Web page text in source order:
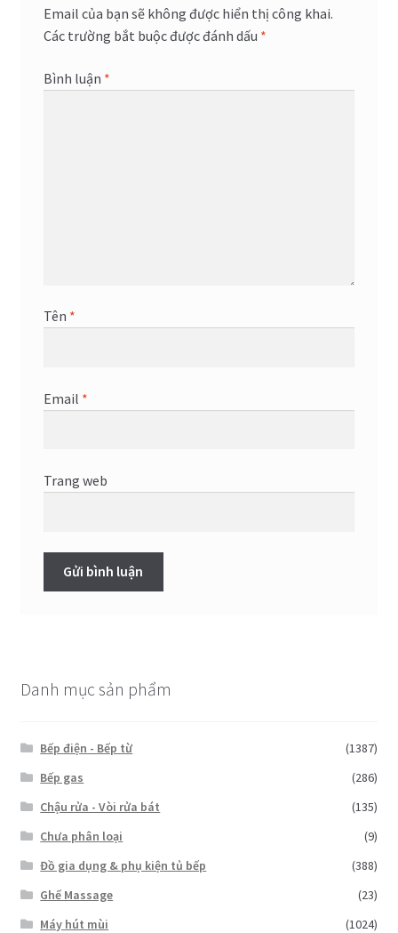
Email của bạn sẽ không được hiển thị công khai.
Các trường bắt buộc được đánh dấu *
Bình luận *
Tên *
Email *
Trang web
Danh mục sản phẩm
Bếp điện - Bếp từ
(1387)
Bếp gas
(286)
Chậu rửa - Vòi rửa bát
(135)
Chưa phân loại
(9)
Đồ gia dụng & phụ kiện tủ bếp
(388)
Ghế Massage
(23)
Máy hút mùi
(1024)